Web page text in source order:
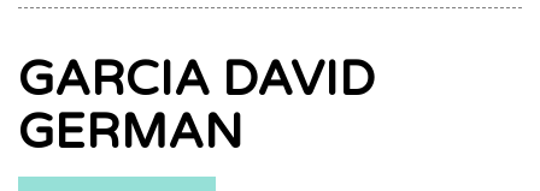
GARCIA DAVID
GERMAN